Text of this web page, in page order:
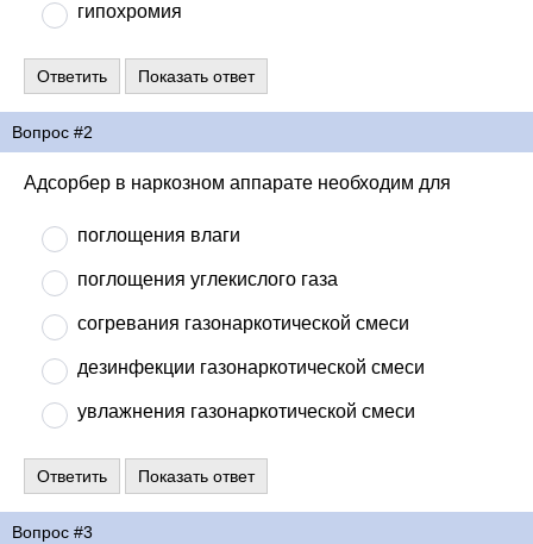
гипохромия
Вопрос #2
Адсорбер в наркозном аппарате необходим для
поглощения влаги
поглощения углекислого газа
согревания газонаркотической смеси
дезинфекции газонаркотической смеси
увлажнения газонаркотической смеси
Вопрос #3